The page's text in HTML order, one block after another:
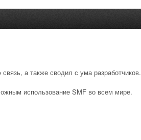
а также сводил с ума разработчиков.
использование SMF во всем мире.